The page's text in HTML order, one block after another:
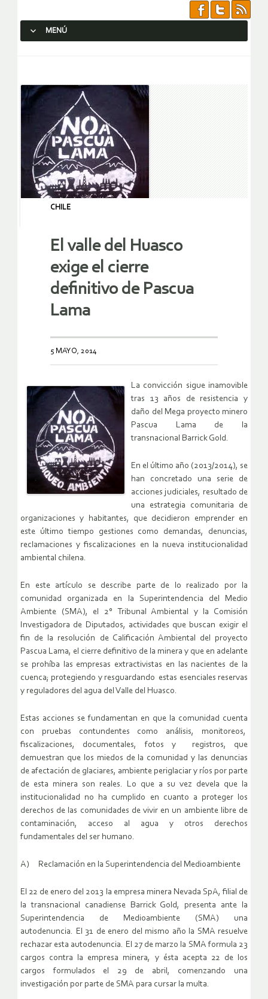
MENÚ
CHILE
El valle del Huasco
exige el cierre
definitivo de Pascua
Lama
5 MAYO, 2014
La convicción sigue inamovible
tras 13 años de resistencia y
daño del Mega proyecto minero
Pascua Lama de la
transnacional Barrick Gold.
En el último año (2013/2014), se
han concretado una serie de
acciones judiciales, resultado de
una estrategia comunitaria de
organizaciones y habitantes, que decidieron emprender en
este último tiempo gestiones como demandas, denuncias,
reclamaciones y fiscalizaciones en la nueva institucionalidad
ambiental chilena.
En este artículo se describe parte de lo realizado por la
comunidad organizada en la Superintendencia del Medio
Ambiente (SMA), el 2° Tribunal Ambiental y la Comisión
Investigadora de Diputados, actividades que buscan exigir el
fin de la resolución de Calificación Ambiental del proyecto
Pascua Lama, el cierre definitivo de la minera y que en adelante
se prohíba las empresas extractivistas en las nacientes de la
cuenca; protegiendo y resguardando estas esenciales reservas
y reguladores del agua del Valle del Huasco.
Estas acciones se fundamentan en que la comunidad cuenta
con pruebas contundentes como análisis, monitoreos,
fiscalizaciones, documentales, fotos y registros, que
demuestran que los miedos de la comunidad y las denuncias
de afectación de glaciares, ambiente periglaciar y ríos por parte
de esta minera son reales. Lo que a su vez devela que la
institucionalidad no ha cumplido en cuanto a proteger los
derechos de las comunidades de vivir en un ambiente libre de
contaminación, acceso al agua y otros derechos
fundamentales del ser humano.
A) Reclamación en la Superintendencia del Medioambiente
El 22 de enero del 2013 la empresa minera Nevada SpA, filial de
la transnacional canadiense Barrick Gold, presenta ante la
Superintendencia de Medioambiente (SMA) una
autodenuncia. El 31 de enero del mismo año la SMA resuelve
rechazar esta autodenuncia. El 27 de marzo la SMA formula 23
cargos contra la empresa minera, y ésta acepta 22 de los
cargos formulados el 29 de abril, comenzando una
investigación por parte de SMA para cursar la multa.